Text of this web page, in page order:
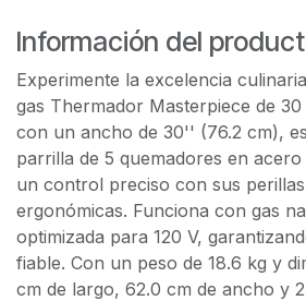
Información del
Experimente la excelencia
gas Thermador Masterpiece de 30
con un ancho de 30'' (76.2 cm),
parrilla de 5 quemadores en
un control preciso con sus
ergonómicas. Funciona con gas
optimizada para 120 V,
fiable. Con un peso de 18.6 kg y
cm de largo, 62.0 cm de ancho y